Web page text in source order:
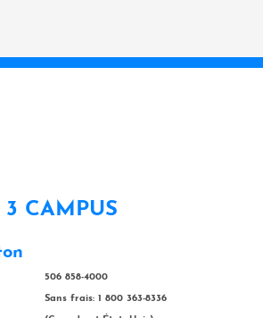
3 CAMPUS
506 858-4000
Sans frais: 1 800 363-8336